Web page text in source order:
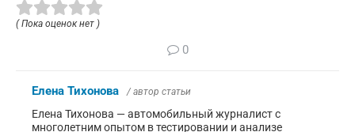
( Пока оценок нет )
0
Елена Тихонова / автор статьи
Елена Тихонова — автомобильный журналист с
многолетним опытом в тестировании и анализе